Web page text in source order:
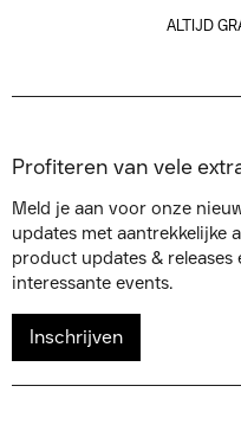
ALTIJD
Profiteren van vele
Meld je aan voor onze
updates met aantrekkelijke
product updates &
interessante events.
Inschrijven